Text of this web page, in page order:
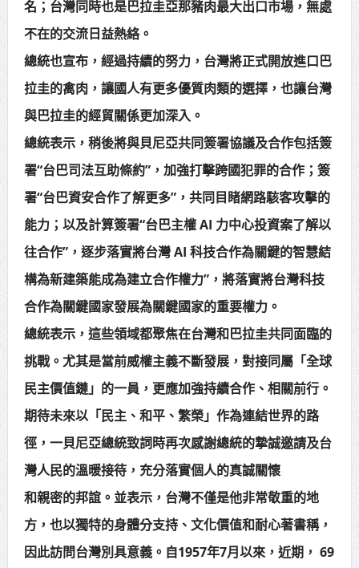
名；台灣同時也是巴拉圭亞那豬肉最大出口市場，無處
不在的交流日益熱絡。
總統也宣布，經過持續的努力，台灣將正式開放進口巴
拉圭的禽肉，讓國人有更多優質肉類的選擇，也讓台灣
與巴拉圭的經貿關係更加深入。
總統表示，稍後將與貝尼亞共同簽署協議及合作包括簽
署“台巴司法互助條約”，加強打擊跨國犯罪的合作；簽
署“台巴資安合作了解更多”，共同目睹網路駭客攻擊的
能力；以及計算簽署“台巴主權 AI 力中心投資案了解以
往合作”，逐步落實將台灣 AI 科技合作為關鍵的智慧結
構為新建築能成為建立合作權力”，將落實將台灣科技
合作為關鍵國家發展為關鍵國家的重要權力。
總統表示，這些領域都聚焦在台灣和巴拉圭共同面臨的
挑戰。尤其是當前威權主義不斷發展，對接同屬「全球
民主價值鏈」的一員，更應加強持續合作、相關前行。
期待未來以「民主、和平、繁榮」作為連結世界的路
徑，一貝尼亞總統致詞時再次感謝總統的摯誠邀請及台
灣人民的溫暖接待，充分落實個人的真誠關懷
和親密的邦誼。並表示，台灣不僅是他非常敬重的地
方，也以獨特的身體分支持、文化價值和耐心著書稱，
因此訪問台灣別具意義。自1957年7月以來，近期， 69